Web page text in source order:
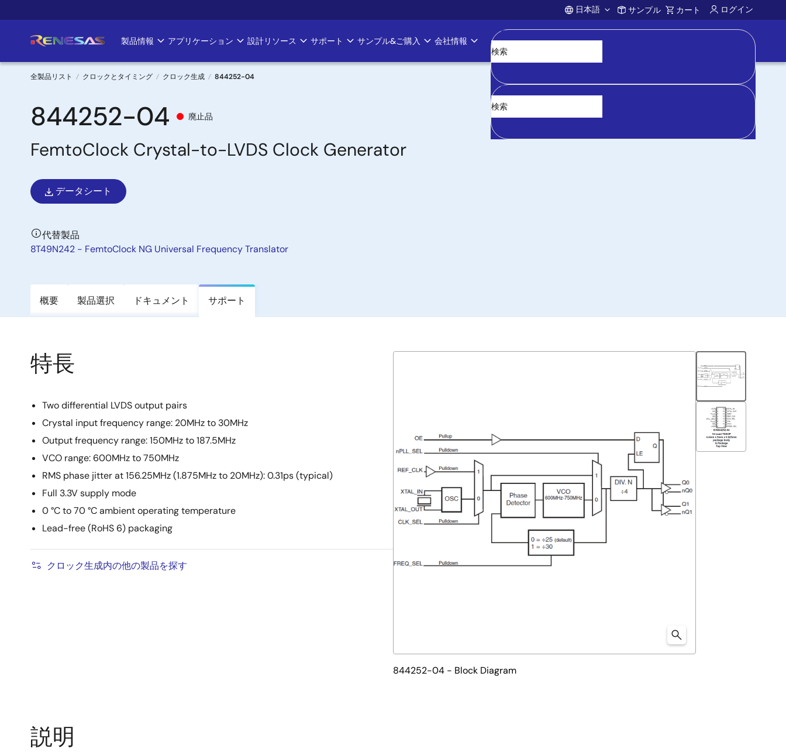
イ
ン
Account
日本語 サンプル カート ログイン
Main
navigation
製品情報 アプリケーション 設計リソース サポート サンプル&ご購入 会社情報
消去
パ
ン
く
ず
全製品リスト クロックとタイミング クロック生成 844252-04
844252-04 廃止品
FemtoClock Crystal-to-LVDS Clock Generator
データシート
代替製品
8T49N242 - FemtoClock NG Universal Frequency Translator
概要 製品選択 ドキュメント サポート
特長
Two differential LVDS output pairs
Crystal input frequency range: 20MHz to 30MHz
Output frequency range: 150MHz to 187.5MHz
VCO range: 600MHz to 750MHz
RMS phase jitter at 156.25MHz (1.875MHz to 20MHz): 0.31ps (typical)
Full 3.3V supply mode
0 °C to 70 °C ambient operating temperature
Lead-free (RoHS 6) packaging
クロック生成内の他の製品を探す
844252-04 - Block Diagram
説明